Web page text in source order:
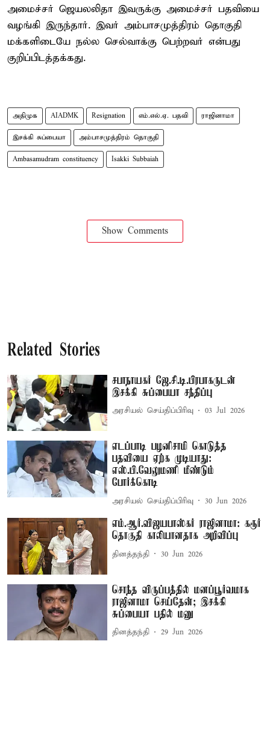
அமைச்சர் ஜெயலலிதா இவருக்கு அமைச்சர் பதவியை
வழங்கி இருந்தார். இவர் அம்பாசமுத்திரம் தொகுதி
மக்களிடையே நல்ல செல்வாக்கு பெற்றவர் என்பது
குறிப்பிடத்தக்கது.
அதிமுக AIADMK Resignation எம்.எல்.ஏ. பதவி ராஜினாமா
இசக்கி சுப்பையா அம்பாசமுத்திரம் தொகுதி
Ambasamudram constituency Isakki Subbaiah
Show Comments
Related Stories
சபாநாயகர் ஜே.சி.டி.பிரபாகருடன்
இசக்கி சுப்பையா சந்திப்பு
அரசியல் செய்திப்பிரிவு 03 Jul 2026
எடப்பாடி பழனிசாமி கொடுத்த
பதவியை ஏற்க முடியாது:
எஸ்.பி.வேலுமணி மீண்டும்
போர்க்கொடி
அரசியல் செய்திப்பிரிவு 30 Jun 2026
எம்.ஆர்.விஜயபாஸ்கர் ராஜினாமா: கரூர்
தொகுதி காலியானதாக அறிவிப்பு
தினத்தந்தி 30 Jun 2026
சொந்த விருப்பத்தில் மனப்பூர்வமாக
ராஜினாமா செய்தேன்; இசக்கி
சுப்பையா பதில் மனு
தினத்தந்தி 29 Jun 2026